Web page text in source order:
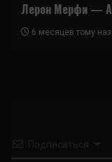
Лерон Мерфи —
6 месяцев тому